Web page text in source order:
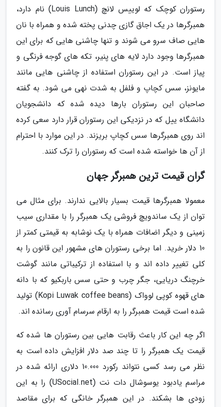
رستوران کوچک که لوییس لانچ (Louis Lunch) نام دارد،
همبرگرها در یک اجاق گازی چدنی پخته شده و همراه با نان
هایی صاف سرو می شوند و تنها چاشنی هایی که برای این
همبرگرها وجود دارد لایه های پنیر، تکه های گوجه فرنگی و
پیاز است. در این رستوران استفاده از چاشنی هایی مانند
مایونز، سس کچاپ و فلفل به شدت نهی می شود. به گفته
صاحبان این رستوران بارها دیده شده که دانشجویان
دانشگاه ییل که در نزدیکی این رستوران قرار دارد سعی کرده
اند روی همبرگرها سس کچاپ بریزند. در این موارد با احترام
از آن ها خواسته شده است که رستوران را ترک کنند.
گران قیمت ترین همبرگر جهان
معمولا همبرگرها قیمت بسیار بالایی ندارند. برای مثال می
توان از یک ساندویچ فروشی یک همبرگر را با مقداری سیب
زمینی و دیگر اضافات همراه با یک نوشابه به قیمتی کمتر از
10 دلار خرید. اما برخی رستوران های مشهور این قانون را به
کلی تغییر داده اند و با استفاده از ترکیباتی مانند گوشت
خرچنگ دریایی، جگر چرب و حتی سس باربکیو که با دانه
های قهوه کوپی لوواک (Kopi Luwak coffee beans) تولید
شده است قیمت همبرگر را به ارقام سرسام آوری رسانده اند.
اگر چه این کار باعث رقابت هایی بین رستوران ها شده که
قیمت یک همبرگر را تا چند صد دلار افزایش داده است به
نظر می رسد کسی نتواند رکورد 10.000 دلاری ارائه شده در
مراسم یادبود یوسوشال دات نت (USocial.net) را به این
زودی ها بشکند. در این همبرگر خانگی که برای مقاصد